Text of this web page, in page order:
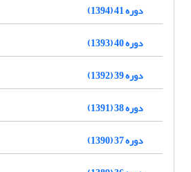
دوره 41 (1394)
دوره 40 (1393)
دوره 39 (1392)
دوره 38 (1391)
دوره 37 (1390)